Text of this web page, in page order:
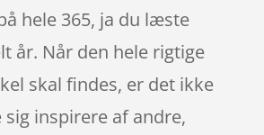
hele 365, ja du læste
år. Når den hele rigtige
skal findes, er det ikke
sig inspirere af andre,